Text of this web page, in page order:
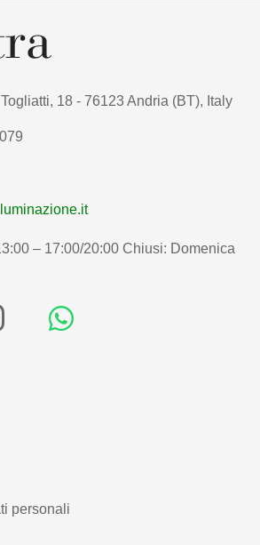
18 - 76123 Andria (BT), Italy
– 17:00/20:00 Chiusi: Domenica
personali